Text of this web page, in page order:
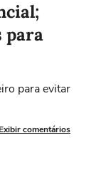
para
para evitar
Exibir comentários